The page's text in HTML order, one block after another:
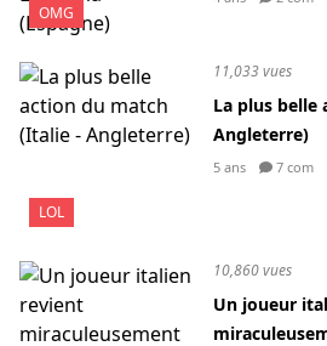
OMG
LOL
11,033 vues
La plus belle
Angleterre)
5 ans 7 com
10,860 vues
Un joueur